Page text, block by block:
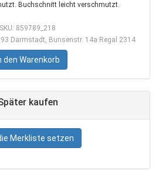
Buchschnitt leicht verschmutzt.
SKU: 859789_218
Darmstadt, Bunsenstr. 14a Regal 2314
den Warenkorb
kaufen
Merkliste setzen